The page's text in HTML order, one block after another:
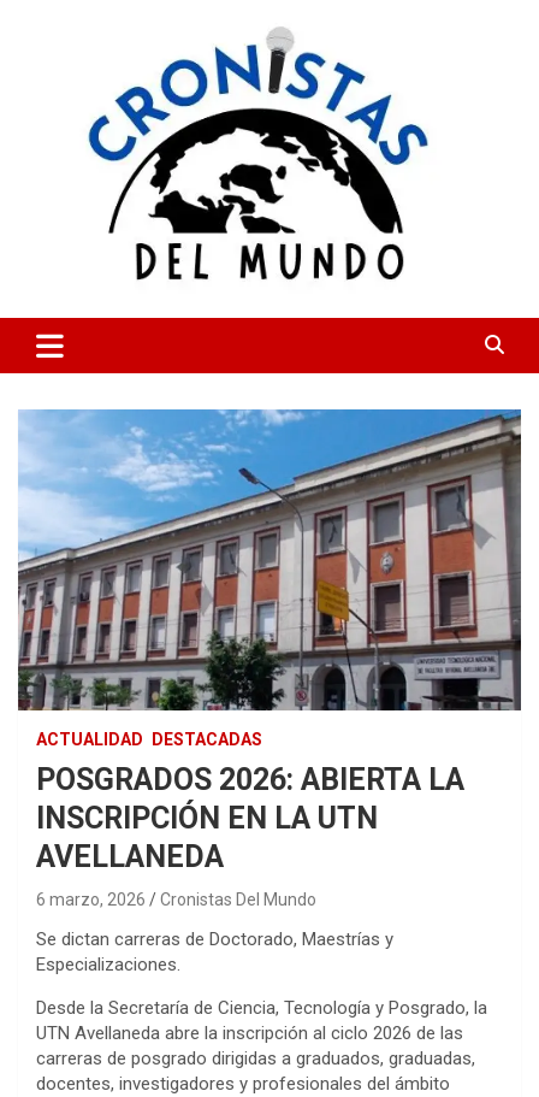
CRONISTAS DEL MUNDO
ACTUALIDAD DESTACADAS
POSGRADOS 2026: ABIERTA LA
INSCRIPCIÓN EN LA UTN
AVELLANEDA
6 marzo, 2026 Cronistas Del Mundo
Se dictan carreras de Doctorado, Maestrías y
Especializaciones.
Desde la Secretaría de Ciencia, Tecnología y Posgrado, la
UTN Avellaneda abre la inscripción al ciclo 2026 de las
carreras de posgrado dirigidas a graduados, graduadas,
docentes, investigadores y profesionales del ámbito